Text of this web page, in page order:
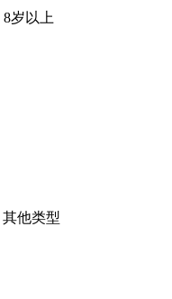
8岁以上
其他类型